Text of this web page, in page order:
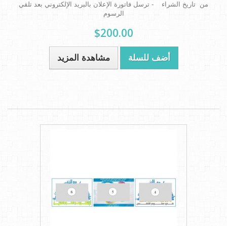
من تاريخ الشراء - ترسل فاتورة الإعلان بالبريد الإلكتروني بعد تلقي
الرسوم
$200.00
أضف للسلة مشاهدة المزيد